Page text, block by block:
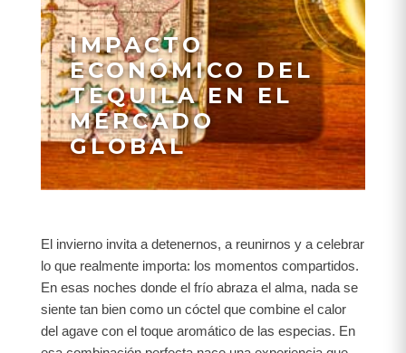
IMPACTO
ECONÓMICO DEL
TEQUILA EN EL
MERCADO
GLOBAL
El invierno invita a detenernos, a reunirnos y a celebrar
lo que realmente importa: los momentos compartidos.
En esas noches donde el frío abraza el alma, nada se
siente tan bien como un cóctel que combine el calor
del agave con el toque aromático de las especias. En